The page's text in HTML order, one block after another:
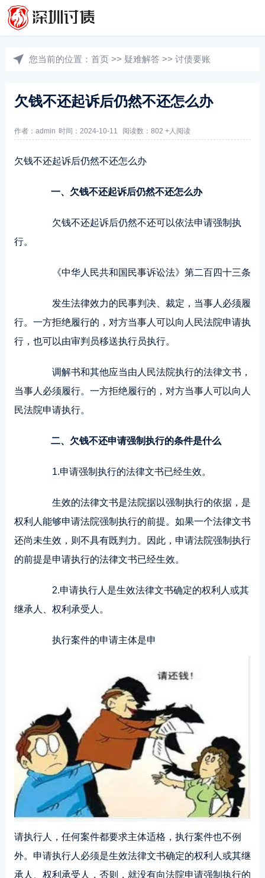
您当前的位置： 首页 >> 疑难解答 >> 讨债要账
欠钱不还起诉后仍然不还怎么办
作者：admin 时间：2024-10-11 阅读数：802 +人阅读
欠钱不还起诉后仍然不还怎么办
一、欠钱不还起诉后仍然不还怎么办
欠钱不还起诉后仍然不还可以依法申请强制执
行。
《中华人民共和国民事诉讼法》第二百四十三条
发生法律效力的民事判决、裁定，当事人必须履
行。一方拒绝履行的，对方当事人可以向人民法院申请执
行，也可以由审判员移送执行员执行。
调解书和其他应当由人民法院执行的法律文书，
当事人必须履行。一方拒绝履行的，对方当事人可以向人
民法院申请执行。
二、欠钱不还申请强制执行的条件是什么
1.申请强制执行的法律文书已经生效。
生效的法律文书是法院据以强制执行的依据，是
权利人能够申请法院强制执行的前提。如果一个法律文书
还尚未生效，则不具有既判力。因此，申请法院强制执行
的前提是申请执行的法律文书已经生效。
2.申请执行人是生效法律文书确定的权利人或其
继承人、权利承受人。
执行案件的申请主体是申
请执行人，任何案件都要求主体适格，执行案件也不例
外。申请执行人必须是生效法律文书确定的权利人或其继
承人、权利承受人，否则，就没有向法院申请强制执行的